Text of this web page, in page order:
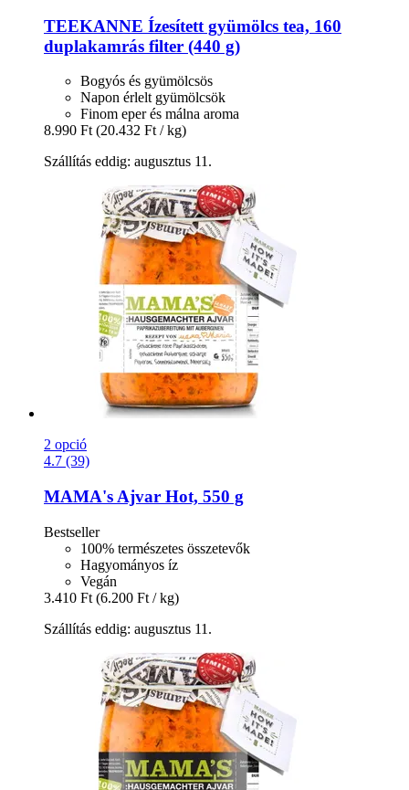
TEEKANNE Ízesített gyümölcs tea, 160
duplakamrás filter (440 g)
Bogyós és gyümölcsös
Napon érlelt gyümölcsök
Finom eper és málna aroma
8.990 Ft (20.432 Ft / kg)
Szállítás eddig: augusztus 11.
2 opció
4.7 (39)
MAMA's Ajvar Hot, 550 g
Bestseller
100% természetes összetevők
Hagyományos íz
Vegán
3.410 Ft (6.200 Ft / kg)
Szállítás eddig: augusztus 11.